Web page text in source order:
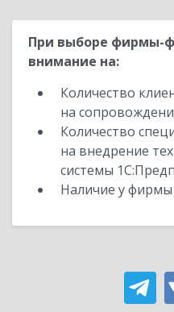
При выборе фирмы-
внимание на:
Количество
на
Количество
на внедрение
системы
Наличие у фирмы